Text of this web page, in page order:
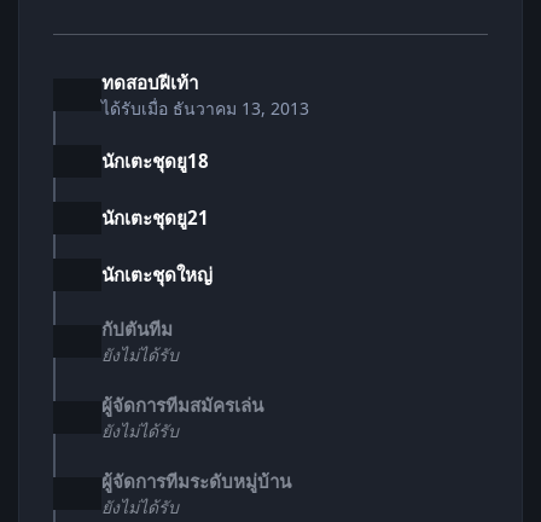
ทดสอบฝีเท้า
ได้รับเมื่อ ธันวาคม 13, 2013
นักเตะชุดยู18
นักเตะชุดยู21
นักเตะชุดใหญ่
กัปตันทีม
ยังไม่ได้รับ
ผู้จัดการทีมสมัครเล่น
ยังไม่ได้รับ
ผู้จัดการทีมระดับหมู่บ้าน
ยังไม่ได้รับ